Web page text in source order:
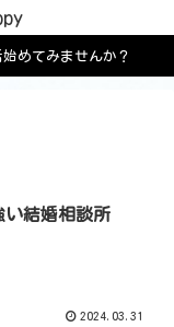
めてみませんか？
い結婚相談所
2024.03.31